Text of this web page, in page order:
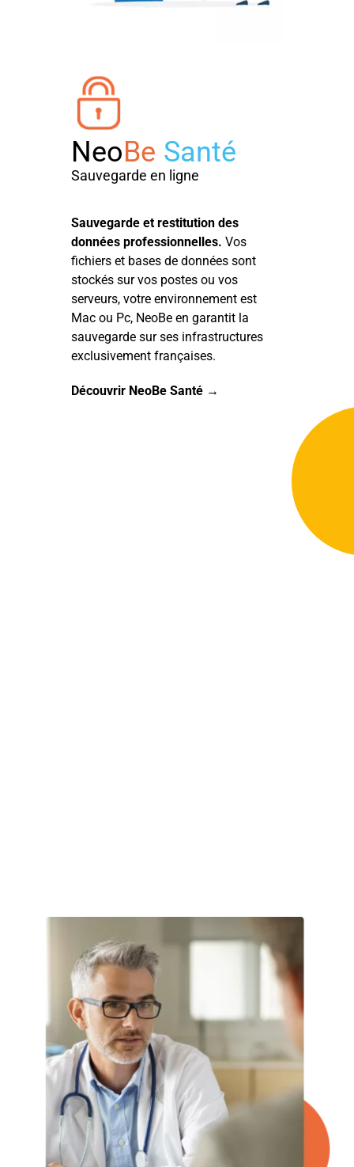
NeoBe Santé
Sauvegarde en ligne
Sauvegarde et restitution des
données professionnelles. Vos
fichiers et bases de données sont
stockés sur vos postes ou vos
serveurs, votre environnement est
Mac ou Pc, NeoBe en garantit la
sauvegarde sur ses infrastructures
exclusivement françaises.
Découvrir NeoBe Santé →